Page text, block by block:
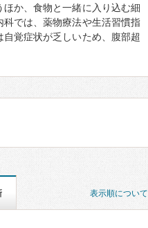
か、食物と一緒に入り込む細
では、薬物療法や生活習慣指
覚症状が乏しいため、腹部超
表示順について